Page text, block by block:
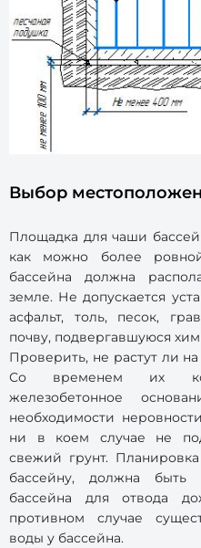
Выбор
Площадка для чаши
как можно более
бассейна должна
земле. Не допускается
асфальт, толь, песок,
почву, подвергавшуюся
Проверить, не растут ли
Со временем их
железобетонное
необходимости
ни в коем случае не
свежий грунт.
бассейну, должна
бассейна для отвода
противном случае
воды у бассейна.